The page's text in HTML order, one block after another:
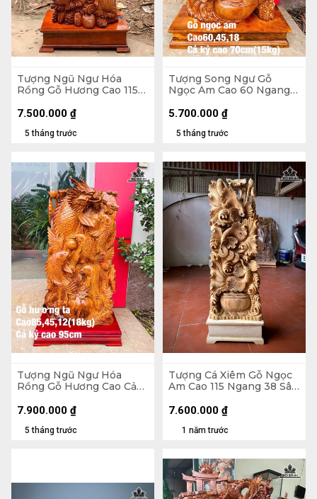
Tượng Ngũ Ngư Hóa
Rồng Gỗ Hương Cao 115
Không Kỷ Cao 100 (cm)
5 tháng trước
7.500.000 ₫
Tượng Song Ngư Gỗ
Ngọc Am Cao 60 Ngang
70 - 15kg
5 tháng trước
5.700.000 ₫
Tượng Ngũ Ngư Hóa
Rồng Gỗ Hương Cao Cả
(cm) - 18kg - Kỷ Cao 10
5 tháng trước
7.900.000 ₫
Tượng Cá Xiêm Gỗ Ngọc
Am Cao 115 Ngang 38 Sâu
1 năm trước
7.600.000 ₫